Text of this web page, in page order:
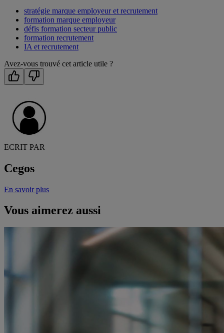
stratégie marque employeur et recrutement
formation marque employeur
défis formation secteur public
formation recrutement
IA et recrutement
Avez-vous trouvé cet article utile ?
ECRIT PAR
Cegos
En savoir plus
Vous aimerez aussi